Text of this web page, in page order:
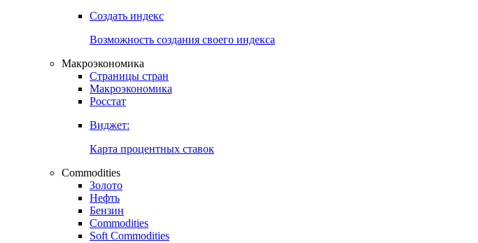
Создать индекс
Возможность создания своего индекса
Макроэкономика
Страницы стран
Макроэкономика
Росстат
Виджет:
Карта процентных ставок
Commodities
Золото
Нефть
Бензин
Commodities
Soft Commodities